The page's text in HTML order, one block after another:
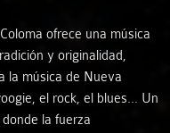
ofrece una música
y originalidad,
la música de Nueva
el rock, el blues... Un
la fuerza